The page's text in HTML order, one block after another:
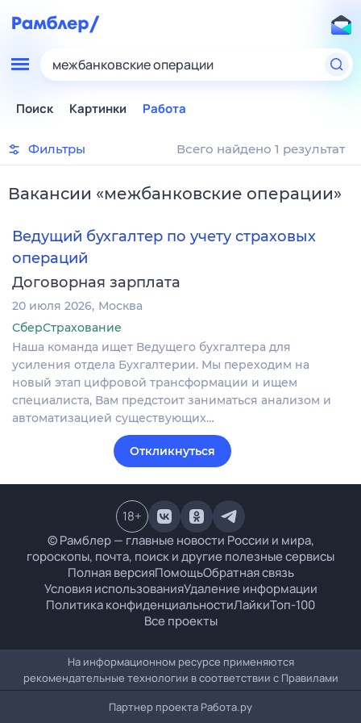
межбанковские операции
Поиск Картинки Работа
Фильтры Всего найдено 1 результат
Вакансии «межбанковские операции»
Ведущий бухгалтер по учету страховых
операций
Договорная зарплата
20 июля 2026 Москва
СберСтрахование
Наша команда ищет Ведущего бухгалтера для
усиления отдела Бухгалтерии. Мы переходим на
новый этап цифровой трансформации и ищем
специалиста, Вам предстоит заниматься анализом и
автоматизацией существующих…
Откликнуться
© Рамблер — главные новости России и мира,
гороскопы, почта, поиск и другие полезные сервисы
Полная версияПомощьОбратная связь
Условия использованияУдаление информации
Политика конфиденциальностиЛайкиТоп-100
Все проекты
18+
На информационном ресурсе применяются
рекомендательные технологии в соответствии с Правилами
Партнер проекта Работа.ру